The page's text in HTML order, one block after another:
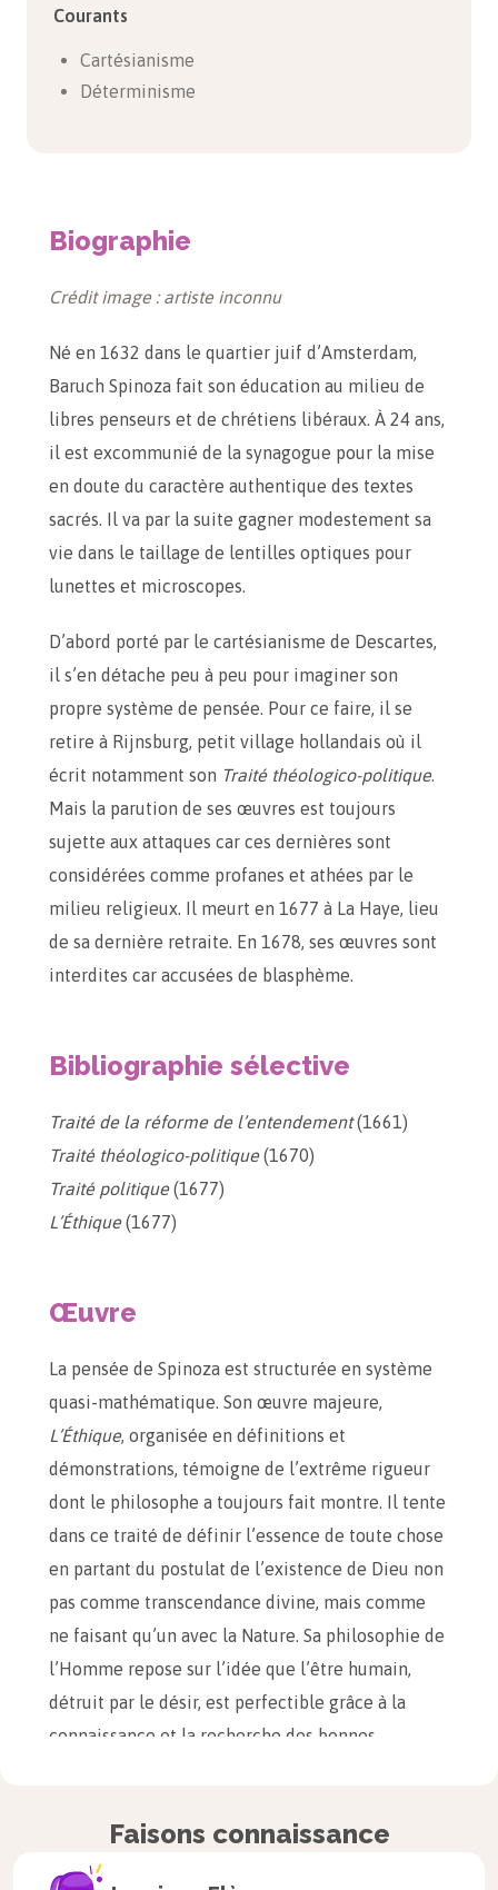
Courants
Cartésianisme
Déterminisme
Biographie
Crédit image : artiste inconnu
Né en 1632 dans le quartier juif d’Amsterdam,
Baruch Spinoza fait son éducation au milieu de
libres penseurs et de chrétiens libéraux. À 24 ans,
il est excommunié de la synagogue pour la mise
en doute du caractère authentique des textes
sacrés. Il va par la suite gagner modestement sa
vie dans le taillage de lentilles optiques pour
lunettes et microscopes.
D’abord porté par le cartésianisme de Descartes,
il s’en détache peu à peu pour imaginer son
propre système de pensée. Pour ce faire, il se
retire à Rijnsburg, petit village hollandais où il
écrit notamment son Traité théologico-politique.
Mais la parution de ses œuvres est toujours
sujette aux attaques car ces dernières sont
considérées comme profanes et athées par le
milieu religieux. Il meurt en 1677 à La Haye, lieu
de sa dernière retraite. En 1678, ses œuvres sont
interdites car accusées de blasphème.
Bibliographie sélective
Traité de la réforme de l’entendement(1661)
Traité théologico-politique(1670)
Traité politique(1677)
L’Éthique(1677)
Œuvre
La pensée de Spinoza est structurée en système
quasi-mathématique. Son œuvre majeure,
L’Éthique, organisée en définitions et
démonstrations, témoigne de l’extrême rigueur
dont le philosophe a toujours fait montre. Il tente
dans ce traité de définir l’essence de toute chose
en partant du postulat de l’existence de Dieu non
pas comme transcendance divine, mais comme
ne faisant qu’un avec la Nature. Sa philosophie de
l’Homme repose sur l’idée que l’être humain,
détruit par le désir, est perfectible grâce à la
connaissance et la recherche des bonnes
Citations
Faisons connaissance